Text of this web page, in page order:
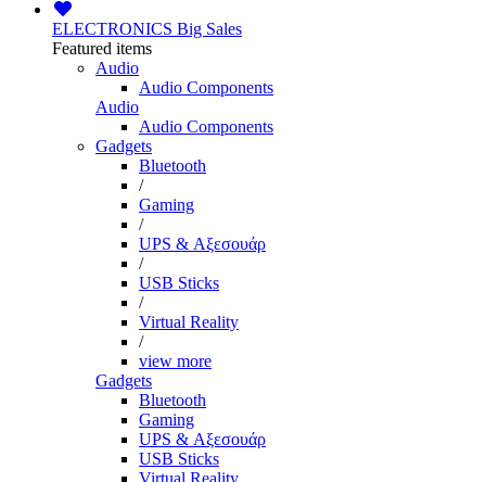
ELECTRONICS Big Sales
Featured items
Audio
Audio Components
Audio
Audio Components
Gadgets
Bluetooth
/
Gaming
/
UPS & Αξεσουάρ
/
USB Sticks
/
Virtual Reality
/
view more
Gadgets
Bluetooth
Gaming
UPS & Αξεσουάρ
USB Sticks
Virtual Reality